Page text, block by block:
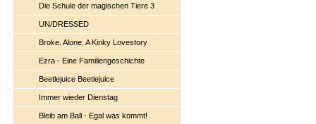
Die Schule der magischen Tiere 3
UN/DRESSED
Broke. Alone. A Kinky Lovestory
Ezra - Eine Familiengeschichte
Beetlejuice Beetlejuice
Immer wieder Dienstag
Bleib am Ball - Egal was kommt!